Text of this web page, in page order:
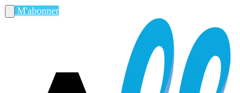
M'abonner